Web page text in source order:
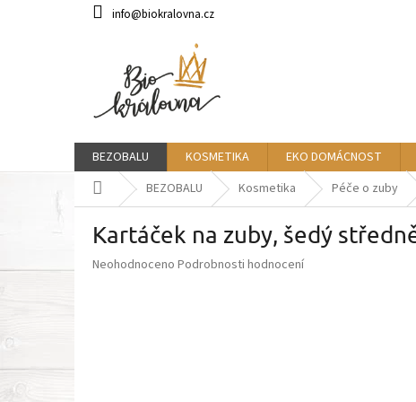
info@biokralovna.cz
BEZOBALU KOSMETIKA EKO DOMÁCNOST
Domů BEZOBALU Kosmetika Péče o zuby
Kartáček na zuby, šedý
Průměrné
Neohodnoceno Podrobnosti hodnocení